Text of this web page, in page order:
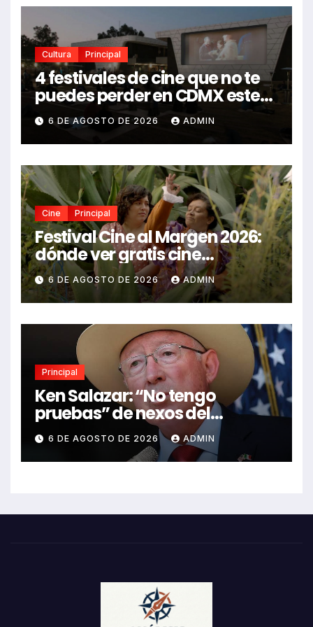
Cultura Principal
4 festivales de cine que no te
puedes perder en CDMX este
2026
6 DE AGOSTO DE 2026 ADMIN
Cine Principal
Festival Cine al Margen 2026:
dónde ver gratis cine
mexicano independiente en
CDMX y en línea
6 DE AGOSTO DE 2026 ADMIN
Principal
Ken Salazar: “No tengo
pruebas” de nexos del
Gobierno de México con el
narco
6 DE AGOSTO DE 2026 ADMIN